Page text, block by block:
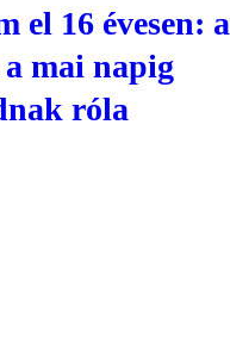
el 16 évesen: a
mai napig
róla